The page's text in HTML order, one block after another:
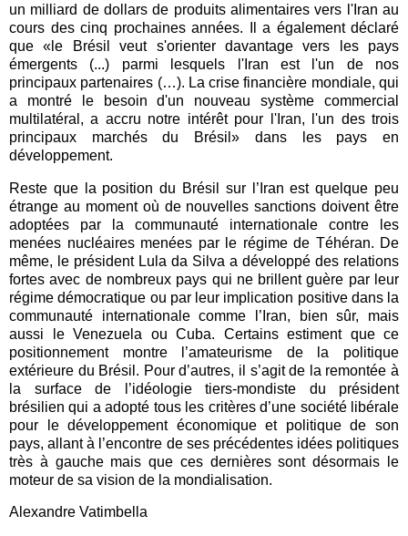
un milliard de dollars de produits alimentaires vers l'Iran au
cours des cinq prochaines années. Il a également déclaré
que «le Brésil veut s'orienter davantage vers les pays
émergents (...) parmi lesquels l'Iran est l'un de nos
principaux partenaires (…). La crise financière mondiale, qui
a montré le besoin d'un nouveau système commercial
multilatéral, a accru notre intérêt pour l'Iran, l'un des trois
principaux marchés du Brésil» dans les pays en
développement.
Reste que la position du Brésil sur l’Iran est quelque peu
étrange au moment où de nouvelles sanctions doivent être
adoptées par la communauté internationale contre les
menées nucléaires menées par le régime de Téhéran. De
même, le président Lula da Silva a développé des relations
fortes avec de nombreux pays qui ne brillent guère par leur
régime démocratique ou par leur implication positive dans la
communauté internationale comme l’Iran, bien sûr, mais
aussi le Venezuela ou Cuba. Certains estiment que ce
positionnement montre l’amateurisme de la politique
extérieure du Brésil. Pour d’autres, il s’agit de la remontée à
la surface de l’idéologie tiers-mondiste du président
brésilien qui a adopté tous les critères d’une société libérale
pour le développement économique et politique de son
pays, allant à l’encontre de ses précédentes idées politiques
très à gauche mais que ces dernières sont désormais le
moteur de sa vision de la mondialisation.
Alexandre Vatimbella